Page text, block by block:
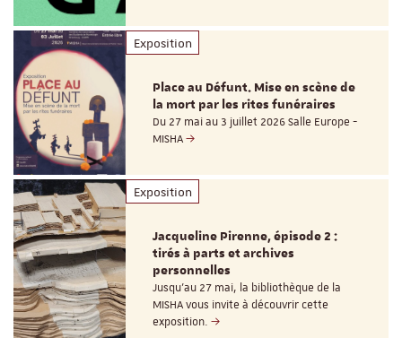
Exposition
Place au Défunt. Mise en scène de
la mort par les rites funéraires
Du 27 mai au 3 juillet 2026 Salle Europe -
MISHA
Exposition
Jacqueline Pirenne, épisode 2 :
tirés à parts et archives
personnelles
Jusqu’au 27 mai, la bibliothèque de la
MISHA vous invite à découvrir cette
exposition.